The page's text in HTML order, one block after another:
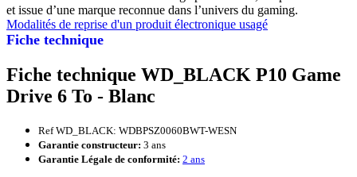
Fiche technique
et issue d’une marque reconnue dans l’univers du gaming.
Modalités de reprise d'un produit électronique usagé
Fiche technique WD_BLACK P10 Game
Drive 6 To - Blanc
Ref WD_BLACK: WDBPSZ0060BWT-WESN
Garantie constructeur: 3 ans
Garantie Légale de conformité: 2 ans